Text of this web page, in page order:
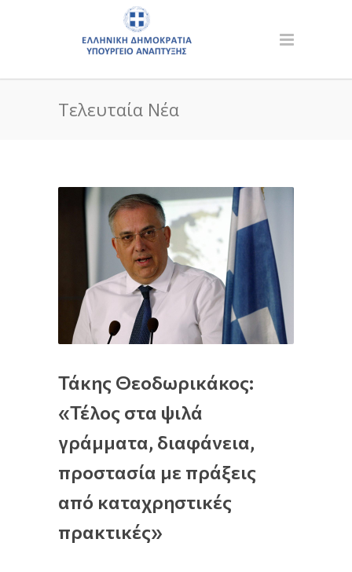
Τελευταία Νέα
Τάκης Θεοδωρικάκος:
«Τέλος στα ψιλά
γράμματα, διαφάνεια,
προστασία με πράξεις
από καταχρηστικές
πρακτικές»